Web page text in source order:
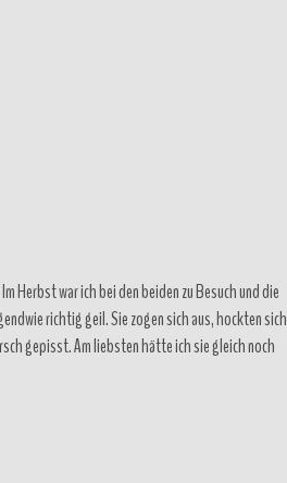
Herbst war ich bei den beiden zu Besuch und die
richtig geil. Sie zogen sich aus, hockten sich
gepisst. Am liebsten hätte ich sie gleich noch